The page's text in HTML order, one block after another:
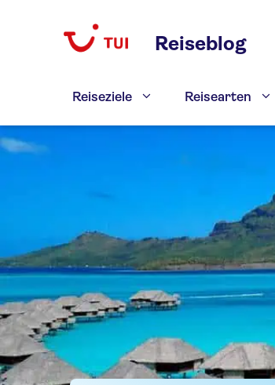
Reiseblog
Reiseziele Reisearten